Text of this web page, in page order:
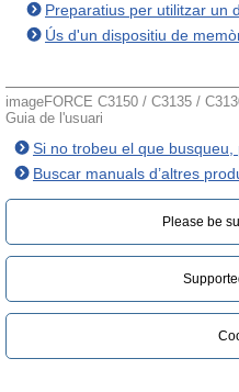
Preparatius per utilitzar un
Ús d'un dispositiu de
imageFORCE C3150 / C3135 /
Guia de l'usuari
Si no trobeu el que
Buscar manuals d’altres
Please be